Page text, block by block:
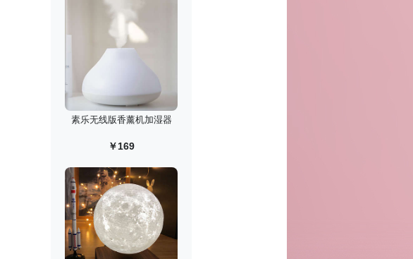
素乐无线版香薰机加湿器
￥169